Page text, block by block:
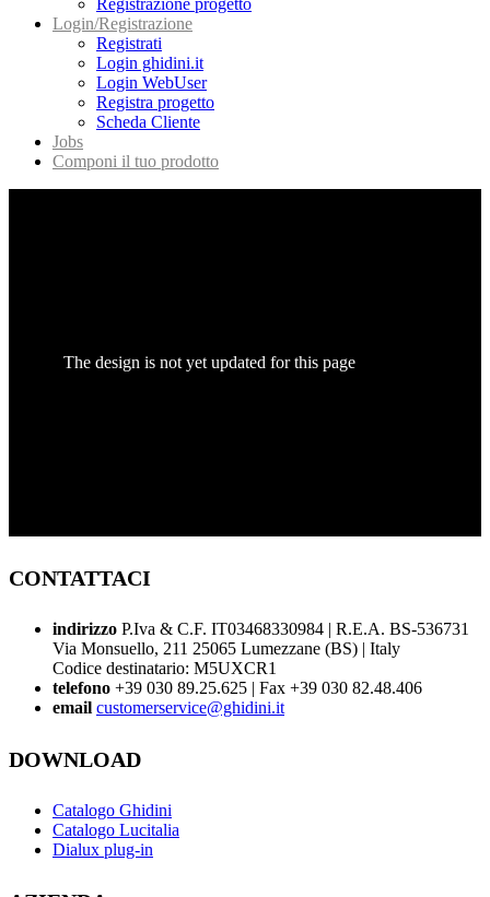
Registrazione progetto
Login/Registrazione
Registrati
Login ghidini.it
Login WebUser
Registra progetto
Scheda Cliente
Jobs
Componi il tuo prodotto
The design is not yet updated for this page
CONTATTACI
indirizzo P.Iva & C.F. IT03468330984 | R.E.A. BS-536731
Via Monsuello, 211 25065 Lumezzane (BS) | Italy
Codice destinatario: M5UXCR1
telefono +39 030 89.25.625 | Fax +39 030 82.48.406
email customerservice@ghidini.it
DOWNLOAD
Catalogo Ghidini
Catalogo Lucitalia
Dialux plug-in